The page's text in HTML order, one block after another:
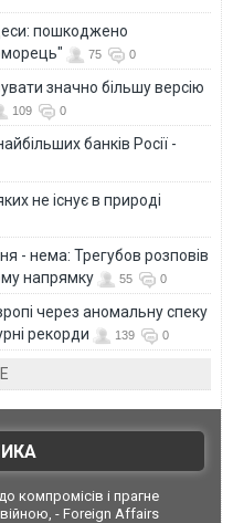
пошкоджено
75 0
значно більшу версію
109 0
банків Росії -
не існує в природі
- нема: Трегубов розповів
напрямку
55 0
через аномальну спеку
рекорди
139 0
компромісів і прагне
війною, - Foreign Affairs